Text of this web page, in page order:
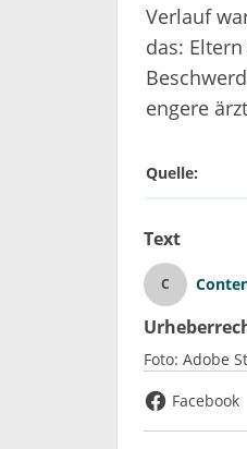
Verlauf
das:
engere
Quelle:
Text
C
Foto: Adobe
Facebook